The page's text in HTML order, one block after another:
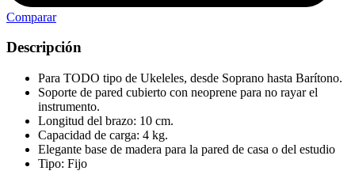
Comparar
Descripción
Para TODO tipo de Ukeleles, desde Soprano hasta Barítono.
Soporte de pared cubierto con neoprene para no rayar el
instrumento.
Longitud del brazo: 10 cm.
Capacidad de carga: 4 kg.
Elegante base de madera para la pared de casa o del estudio
Tipo: Fijo